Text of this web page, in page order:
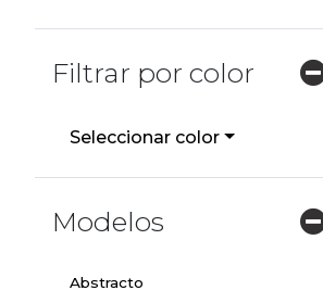
Filtrar por color
Seleccionar color
Modelos
Abstracto